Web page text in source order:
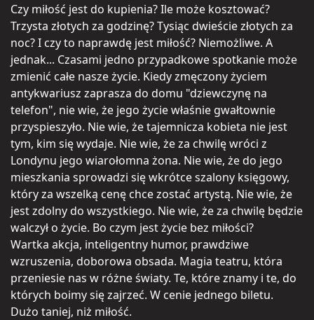
Czy miłość jest do kupienia? Ile może kosztować?
Trzysta złotych za godzinę? Tysiąc dwieście złotych za
noc? I czy to naprawdę jest miłość? Niemożliwe. A
jednak... Czasami jedno przypadkowe spotkanie może
zmienić całe nasze życie. Kiedy zmęczony życiem
antykwariusz zaprasza do domu "dziewczynę na
telefon", nie wie, że jego życie właśnie gwałtownie
przyspieszyło. Nie wie, że tajemnicza kobieta nie jest
tym, kim się wydaje. Nie wie, że za chwilę wróci z
Londynu jego wiarołomna żona. Nie wie, że do jego
mieszkania sprowadzi się wkrótce szalony księgowy,
który za wszelką cenę chce zostać artystą. Nie wie, że
jest zdolny do wszystkiego. Nie wie, że za chwilę będzie
walczył o życie. Bo czym jest życie bez miłości?
Wartka akcja, inteligentny humor, prawdziwe
wzruszenia, doborowa obsada. Magia teatru, która
przeniesie nas w różne światy. Te, które znamy i te, do
których boimy się zajrzeć. W cenie jednego biletu.
Dużo taniej, niż miłość.